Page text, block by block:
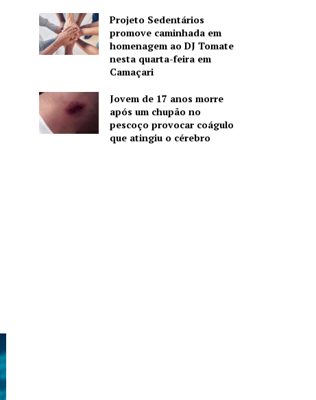
Projeto Sedentários
promove caminhada em
homenagem ao DJ Tomate
nesta quarta-feira em
Camaçari
Jovem de 17 anos morre
após um chupão no
pescoço provocar coágulo
que atingiu o cérebro